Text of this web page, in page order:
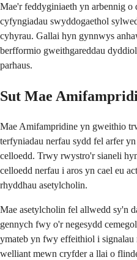
Mae'r feddyginiaeth yn arbennig
cyfyngiadau swyddogaethol
cyhyrau. Gallai hyn gynnwys
berfformio gweithgareddau
parhaus.
Sut Mae
Mae Amifampridine yn gweithio
terfyniadau nerfau sydd fel arfer
celloedd. Trwy rwystro'r sianeli
celloedd nerfau i aros yn cael eu
rhyddhau asetylcholin.
Mae asetylcholin fel allwedd sy'n
gennych fwy o'r negesydd
ymateb yn fwy effeithiol i
welliant mewn cryfder a llai o